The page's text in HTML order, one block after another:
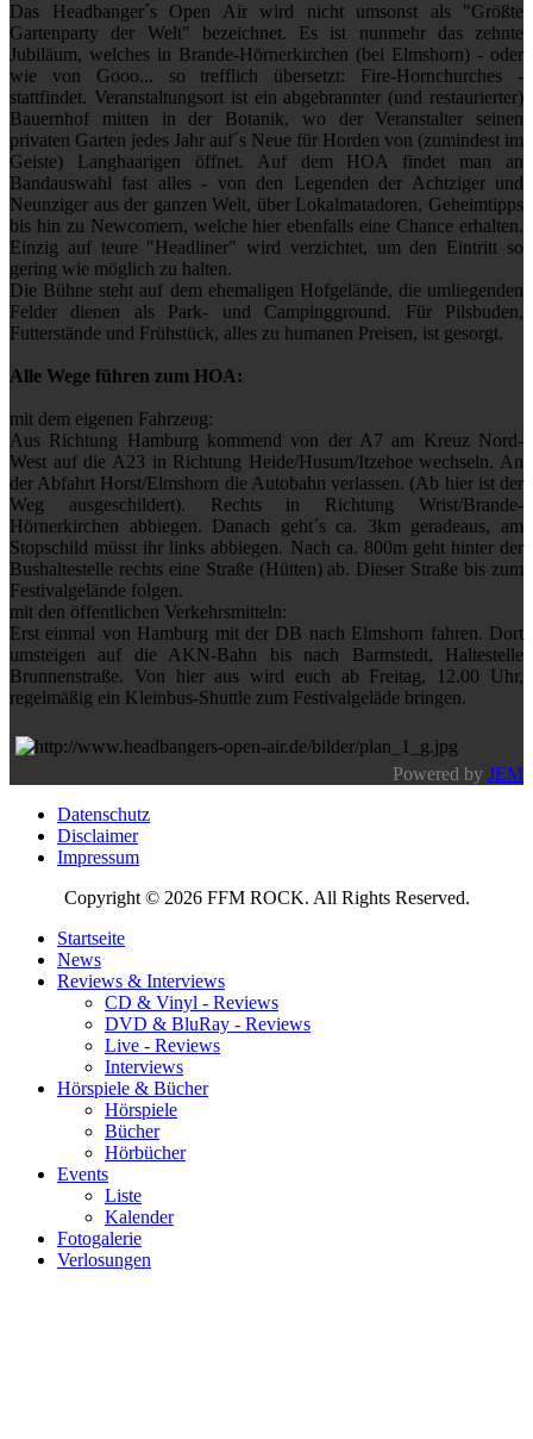
Das Headbanger´s Open Air wird nicht umsonst als "Größte
Gartenparty der Welt" bezeichnet. Es ist nunmehr das zehnte
Jubiläum, welches in Brande-Hörnerkirchen (bei Elmshorn) - oder
wie von Gooo... so trefflich übersetzt: Fire-Hornchurches -
stattfindet. Veranstaltungsort ist ein abgebrannter (und restaurierter)
Bauernhof mitten in der Botanik, wo der Veranstalter seinen
privaten Garten jedes Jahr auf´s Neue für Horden von (zumindest im
Geiste) Langhaarigen öffnet. Auf dem HOA findet man an
Bandauswahl fast alles - von den Legenden der Achtziger und
Neunziger aus der ganzen Welt, über Lokalmatadoren, Geheimtipps
bis hin zu Newcomern, welche hier ebenfalls eine Chance erhalten.
Einzig auf teure "Headliner" wird verzichtet, um den Eintritt so
gering wie möglich zu halten.
Die Bühne steht auf dem ehemaligen Hofgelände, die umliegenden
Felder dienen als Park- und Campingground. Für Pilsbuden,
Futterstände und Frühstück, alles zu humanen Preisen, ist gesorgt.
Alle Wege führen zum HOA:
mit dem eigenen Fahrzeug:
Aus Richtung Hamburg kommend von der A7 am Kreuz Nord-
West auf die A23 in Richtung Heide/Husum/Itzehoe wechseln. An
der Abfahrt Horst/Elmshorn die Autobahn verlassen. (Ab hier ist der
Weg ausgeschildert). Rechts in Richtung Wrist/Brande-
Hörnerkirchen abbiegen. Danach geht´s ca. 3km geradeaus, am
Stopschild müsst ihr links abbiegen. Nach ca. 800m geht hinter der
Bushaltestelle rechts eine Straße (Hütten) ab. Dieser Straße bis zum
Festivalgelände folgen.
mit den öffentlichen Verkehrsmitteln:
Erst einmal von Hamburg mit der DB nach Elmshorn fahren. Dort
umsteigen auf die AKN-Bahn bis nach Barmstedt, Haltestelle
Brunnenstraße. Von hier aus wird euch ab Freitag, 12.00 Uhr,
regelmäßig ein Kleinbus-Shuttle zum Festivalgeläde bringen.
Powered by JEM
Datenschutz
Disclaimer
Impressum
Copyright © 2026 FFM ROCK. All Rights Reserved.
Startseite
News
Reviews & Interviews
CD & Vinyl - Reviews
DVD & BluRay - Reviews
Live - Reviews
Interviews
Hörspiele & Bücher
Hörspiele
Bücher
Hörbücher
Events
Liste
Kalender
Fotogalerie
Verlosungen